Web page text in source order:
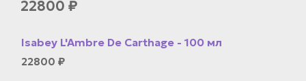
22800 ₽
Isabey L'Ambre De Carthage - 100 мл
22800 ₽